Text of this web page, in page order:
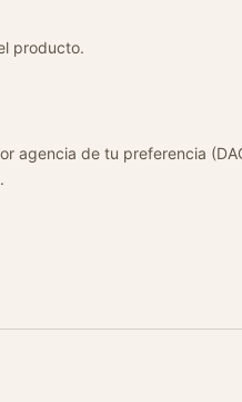
producto.
agencia de tu preferencia